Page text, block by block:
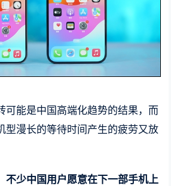
可能是中国高端化趋势的结果，而
型漫长的等待时间产生的疲劳又放
不少中国用户愿意在下一部手机上